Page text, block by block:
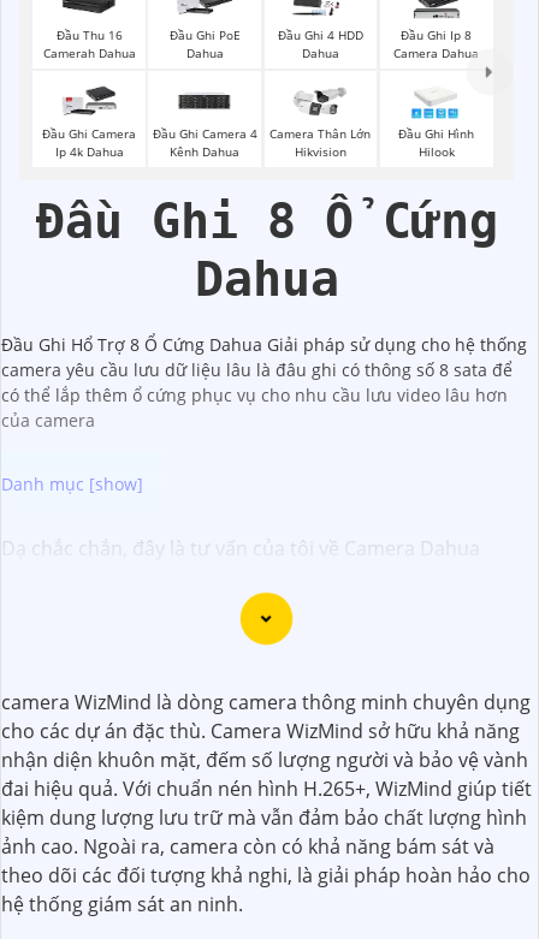
Đầu Thu 16
Camerah Dahua
Đầu Ghi PoE
Dahua
Đầu Ghi 4 HDD
Dahua
Đầu Ghi Ip 8
Camera Dahua
Đầu Ghi Camera
Ip 4k Dahua
Đầu Ghi Camera 4
Kênh Dahua
Camera Thân Lớn
Hikvision
Đầu Ghi Hình
Hilook
Đầu Ghi 8 Ổ Cứng
Dahua
Đầu Ghi Hổ Trợ 8 Ổ Cứng Dahua Giải pháp sử dụng cho hệ thống
camera yêu cầu lưu dữ liệu lâu là đâu ghi có thông số 8 sata để
có thể lắp thêm ổ cứng phục vụ cho nhu cầu lưu video lâu hơn
của camera
Dạ chắc chắn, đây là tư vấn của tôi về Camera Dahua
Camera Dahua là một thương hiệu nổi tiếng về sản
phẩm an ninh và giám sát.⚒
Để Hoàn toàn tin cậy mua
uy tín hoặc các đại lý chính thức của Dahua.☄️3:Mức giá
của Camera Dahua có thể thay đổi tùy vào model và chức
năng của camera. Bạn nên tìm hiểu kỹ trước khi đầu tư.🎖️
4:Chất lượng của Camera Dahua được đánh giá cao với
độ phân giải cao, tính năng thông minh và độ tin cậy.💖5:
Nếu bạn muốn tìm camera Dahua giá rẻ, bạn có thể tham
khảo trên các website thương mại điện tử hoặc tại các cửa
hàng điện tử.
Hy vọng rằng những thông tin trên sẽ giúp bạn chọn lựa
camera WizMind là dòng camera thông minh chuyên dụng
cho các dự án đặc thù. Camera WizMind sở hữu khả năng
nhận diện khuôn mặt, đếm số lượng người và bảo vệ vành
đai hiệu quả. Với chuẩn nén hình H.265+, WizMind giúp tiết
kiệm dung lượng lưu trữ mà vẫn đảm bảo chất lượng hình
ảnh cao. Ngoài ra, camera còn có khả năng bám sát và
theo dõi các đối tượng khả nghi, là giải pháp hoàn hảo cho
hệ thống giám sát an ninh.